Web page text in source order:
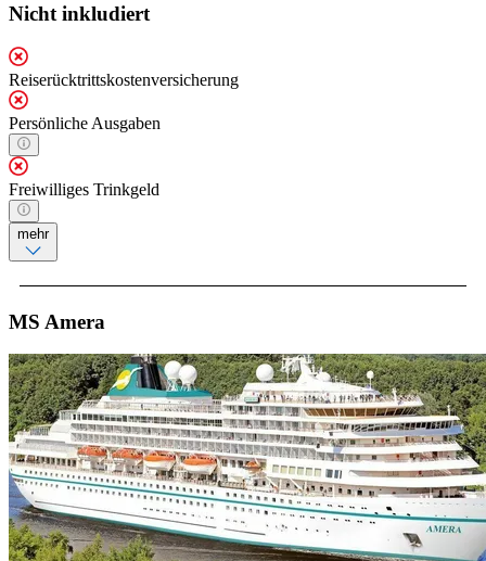
Nicht inkludiert
Reiserücktrittskostenversicherung
Persönliche Ausgaben
Freiwilliges Trinkgeld
mehr
MS Amera